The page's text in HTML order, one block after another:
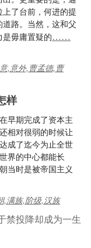
了台前，何进的提
路。当然，这和父
毋庸置疑的……
,意外,曹孟德,曹
样
早期完成了资本主
相对很弱的时候让
成了迄今为止全世
界的中心都能长
当时是被帝国主义
,满族,阶级,汉族